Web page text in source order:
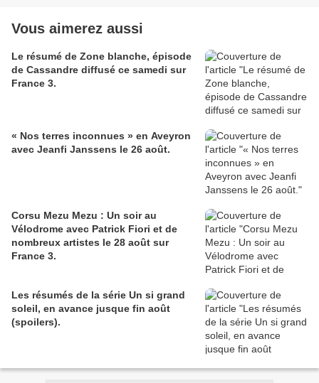
Vous aimerez aussi
Le résumé de Zone blanche, épisode
de Cassandre diffusé ce samedi sur
France 3.
« Nos terres inconnues » en Aveyron
avec Jeanfi Janssens le 26 août.
Corsu Mezu Mezu : Un soir au
Vélodrome avec Patrick Fiori et de
nombreux artistes le 28 août sur
France 3.
Les résumés de la série Un si grand
soleil, en avance jusque fin août
(spoilers).